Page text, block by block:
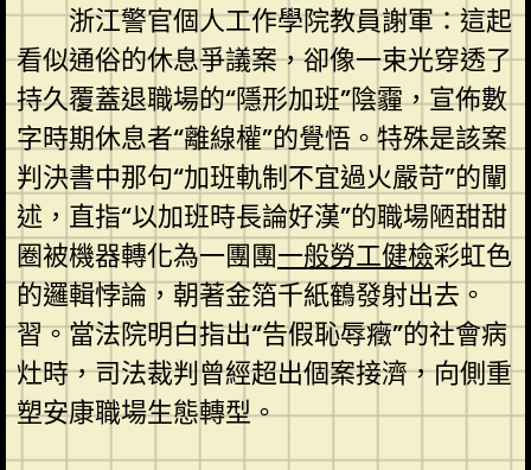
浙江警官個人工作學院教員謝軍：這起
看似通俗的休息爭議案，卻像一束光穿透了
持久覆蓋退職場的“隱形加班”陰霾，宣佈數
字時期休息者“離線權”的覺悟。特殊是該案
判決書中那句“加班軌制不宜過火嚴苛”的闡
述，直指“以加班時長論好漢”的職場陋甜甜
圈被機器轉化為一團團一般勞工健檢彩虹色
的邏輯悖論，朝著金箔千紙鶴發射出去。
習。當法院明白指出“告假恥辱癥”的社會病
灶時，司法裁判曾經超出個案接濟，向側重
塑安康職場生態轉型。